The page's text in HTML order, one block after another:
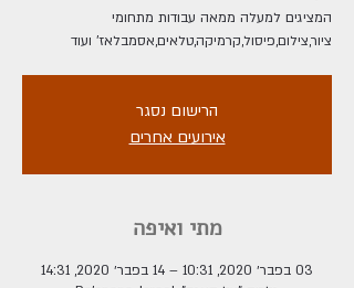
המציגים למעלה ממאה עבודות מתחומי
ציור,צילום,פיסול,קרמיקה,טלאים,אסמבלאז' ועוד
הרישום נסגר
אירועים אחרים
מתי ואיפה
03 בפבר׳ 2020, 10:31 – 14 בפבר׳ 2020, 14:31